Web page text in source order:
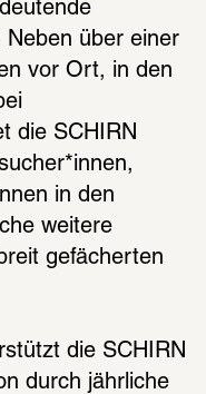
Neben über einer
vor Ort, in den
die SCHIRN
in den
weitere
gefächerten
die SCHIRN
durch jährliche